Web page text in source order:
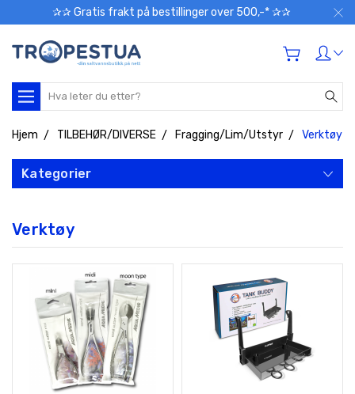
✰✰ Gratis frakt på bestillinger over 500,-* ✰✰
Søk
Hjem TILBEHØR/DIVERSE Fragging/Lim/Utstyr Verktøy
Kategorier
Verktøy